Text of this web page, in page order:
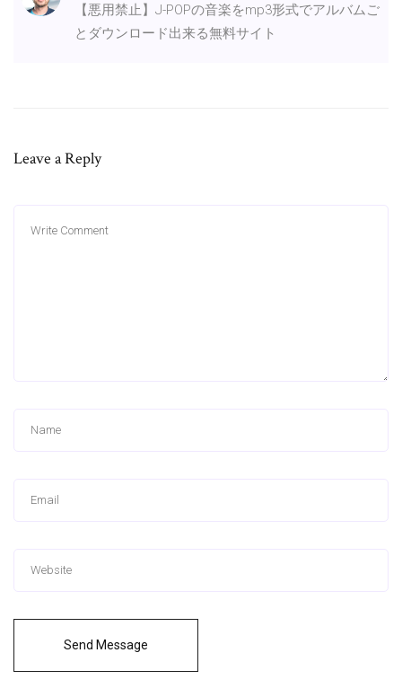
【悪用禁止】J-POPの音楽をmp3形式でアルバムご
とダウンロード出来る無料サイト
Leave a Reply
Send Message